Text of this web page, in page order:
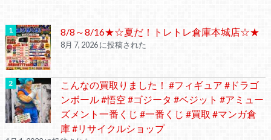
8/8～8/16★☆夏だ！トレトレ倉庫本城店☆★
8月 7, 2026 に投稿された
こんなの買取りました！ #フィギュア #ドラゴ
ンボール #悟空 #ゴジータ #ベジット #アミュー
ズメント一番くじ #一番くじ #買取 #マンガ倉
庫 #リサイクルショップ